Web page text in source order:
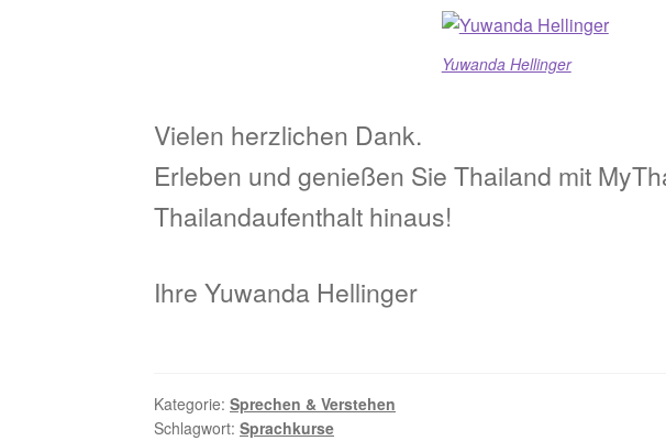
Yuwanda Hellinger
Vielen herzlichen Dank.
Erleben und genießen Sie Thailand mit
Thailandaufenthalt hinaus!
Ihre Yuwanda Hellinger
Kategorie:Sprechen & Verstehen
Schlagwort:Sprachkurse